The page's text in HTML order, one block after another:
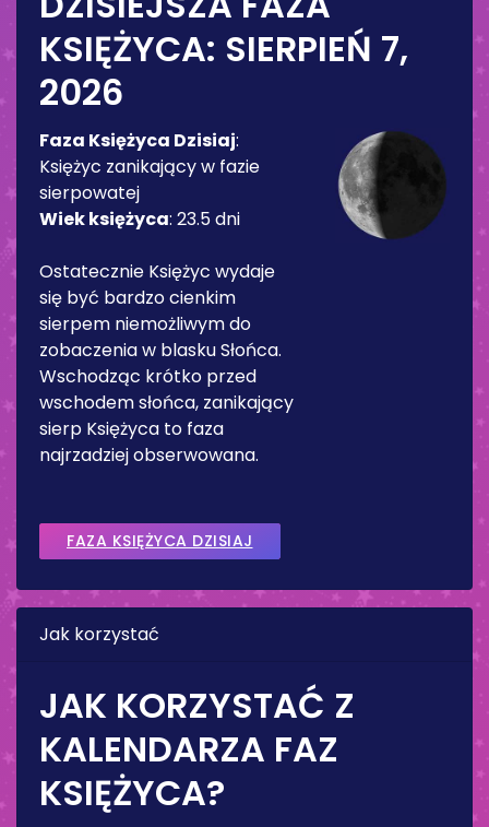
KSIĘŻYCA: SIERPIEŃ 7,
2026
Faza Księżyca Dzisiaj:
Księżyc zanikający w fazie
sierpowatej
Wiek księżyca: 23.5 dni
Ostatecznie Księżyc wydaje
się być bardzo cienkim
sierpem niemożliwym do
zobaczenia w blasku Słońca.
Wschodząc krótko przed
wschodem słońca, zanikający
sierp Księżyca to faza
najrzadziej obserwowana.
FAZA KSIĘŻYCA DZISIAJ
Jak korzystać
JAK KORZYSTAĆ Z
KALENDARZA FAZ
KSIĘŻYCA?